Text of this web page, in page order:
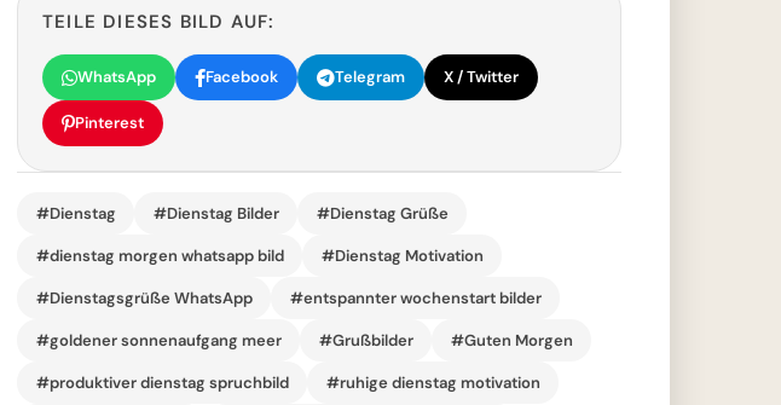
TEILE DIESES BILD AUF:
WhatsApp Facebook Telegram X / Twitter
Pinterest
#Dienstag #Dienstag Bilder #Dienstag Grüße
#dienstag morgen whatsapp bild #Dienstag Motivation
#Dienstagsgrüße WhatsApp #entspannter wochenstart bilder
#goldener sonnenaufgang meer #Grußbilder #Guten Morgen
#produktiver dienstag spruchbild #ruhige dienstag motivation